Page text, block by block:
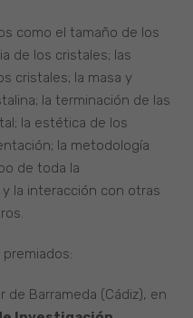
como el tamaño de los
de los cristales; las
cristales; la masa y
la terminación de las
la estética de los
la metodología
de toda la
la interacción con otras
de Barrameda (Cádiz), en